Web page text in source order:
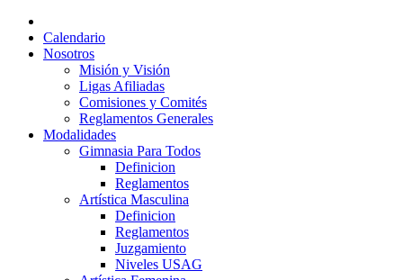
Calendario
Nosotros
Misión y Visión
Ligas Afiliadas
Comisiones y Comités
Reglamentos Generales
Modalidades
Gimnasia Para Todos
Definicion
Reglamentos
Artística Masculina
Definicion
Reglamentos
Juzgamiento
Niveles USAG